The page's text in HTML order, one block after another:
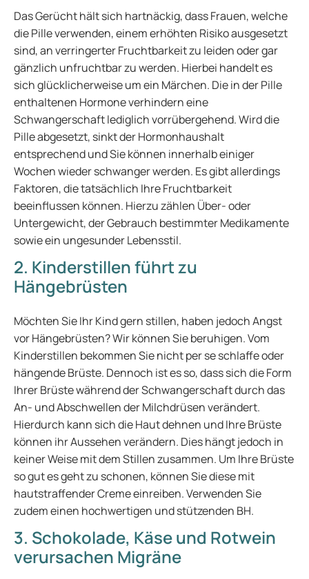
Das Gerücht hält sich hartnäckig, dass Frauen, welche
die Pille verwenden, einem erhöhten Risiko ausgesetzt
sind, an verringerter Fruchtbarkeit zu leiden oder gar
gänzlich unfruchtbar zu werden. Hierbei handelt es
sich glücklicherweise um ein Märchen. Die in der Pille
enthaltenen Hormone verhindern eine
Schwangerschaft lediglich vorrübergehend. Wird die
Pille abgesetzt, sinkt der Hormonhaushalt
entsprechend und Sie können innerhalb einiger
Wochen wieder schwanger werden. Es gibt allerdings
Faktoren, die tatsächlich Ihre Fruchtbarkeit
beeinflussen können. Hierzu zählen Über- oder
Untergewicht, der Gebrauch bestimmter Medikamente
sowie ein ungesunder Lebensstil.
2. Kinderstillen führt zu
Hängebrüsten
Möchten Sie Ihr Kind gern stillen, haben jedoch Angst
vor Hängebrüsten? Wir können Sie beruhigen. Vom
Kinderstillen bekommen Sie nicht per se schlaffe oder
hängende Brüste. Dennoch ist es so, dass sich die Form
Ihrer Brüste während der Schwangerschaft durch das
An- und Abschwellen der Milchdrüsen verändert.
Hierdurch kann sich die Haut dehnen und Ihre Brüste
können ihr Aussehen verändern. Dies hängt jedoch in
keiner Weise mit dem Stillen zusammen. Um Ihre Brüste
so gut es geht zu schonen, können Sie diese mit
hautstraffender Creme einreiben. Verwenden Sie
zudem einen hochwertigen und stützenden BH.
3. Schokolade, Käse und Rotwein
verursachen Migräne